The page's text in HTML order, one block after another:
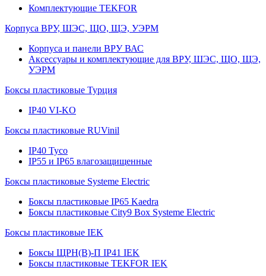
Комплектующие TEKFOR
Корпуса ВРУ, ШЭС, ЩО, ЩЭ, УЭРМ
Корпуса и панели ВРУ ВАС
Аксессуары и комплектующие для ВРУ, ШЭС, ЩО, ЩЭ,
УЭРМ
Боксы пластиковые Турция
IP40 VI-KO
Боксы пластиковые RUVinil
IP40 Тусо
IP55 и IP65 влагозащищенные
Боксы пластиковые Systeme Electric
Боксы пластиковые IP65 Kaedra
Боксы пластиковые City9 Box Systeme Electric
Боксы пластиковые IEK
Боксы ЩРН(В)-П IP41 IEK
Боксы пластиковые TEKFOR IEK